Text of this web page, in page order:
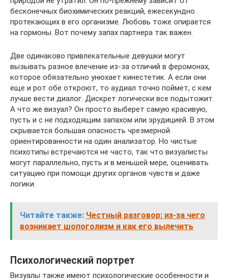
бесконечных биохимических реакций, ежесекундно
протекающих в его организме. Любовь тоже опирается
на гормоны. Вот почему запах партнера так важен.
Две одинаково привлекательные девушки могут
вызывать разное влечение из-за отличий в феромонах,
которое обязательно унюхает кинестетик. А если они
еще и рот обе откроют, то аудиал точно поймет, с кем
лучше вести диалог. Дискрет логически все подытожит.
А что же визуал? Он просто выберет самую красивую,
пусть и с не подходящим запахом или эрудицией. В этом
скрывается большая опасность чрезмерной
ориентированности на один анализатор. Но чистые
психотипы встречаются не часто, так что визуалисты
могут параллельно, пусть и в меньшей мере, оценивать
ситуацию при помощи других органов чувств и даже
логики.
Читайте также: Честный разговор: из-за чего
возникает шопоголизм и как его вылечить
Психологический портрет
Визуалы также имеют психологические особенности и